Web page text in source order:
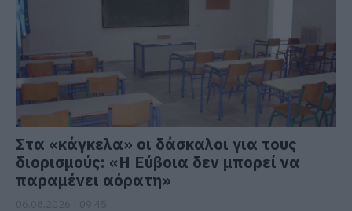
Στα «κάγκελα» οι δάσκαλοι για τους
διορισμούς: «Η Εύβοια δεν μπορεί να
παραμένει αόρατη»